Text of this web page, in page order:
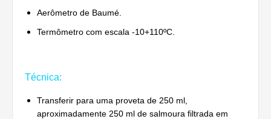
Aerômetro de Baumé.
Termômetro com escala -10+110ºC.
Técnica:
Transferir para uma proveta de 250 ml,
aproximadamente 250 ml de salmoura filtrada em